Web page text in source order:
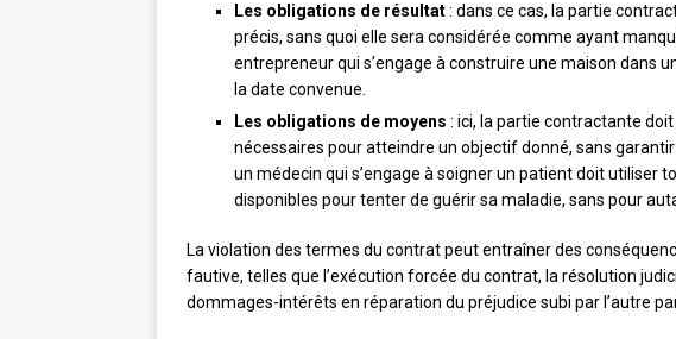
Les obligations de résultat: dans ce cas, la partie
précis, sans quoi elle sera considérée comme ayant
entrepreneur qui s’engage à construire une maison dans
la date convenue.
Les obligations de moyens : ici, la partie contractante
nécessaires pour atteindre un objectif donné, sans
un médecin qui s’engage à soigner un patient doit utiliser
disponibles pour tenter de guérir sa maladie, sans pour
La violation des termes du contrat peut entraîner des
fautive, telles que l’exécution forcée du contrat, la résolution
dommages-intérêts en réparation du préjudice subi par l’autre